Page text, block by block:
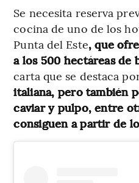
Se necesita reserva
cocina de uno de los
Punta del Este, que
a los 500 hectáreas de
carta que se destaca
italiana, pero también
caviar y pulpo, entre
consiguen a partir de